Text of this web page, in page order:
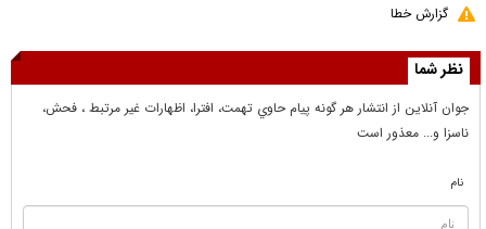
گزارش خطا
نظر شما
جوان آنلاين از انتشار هر گونه پيام حاوي تهمت، افترا، اظهارات غير مرتبط ، فحش،
ناسزا و... معذور است
نام